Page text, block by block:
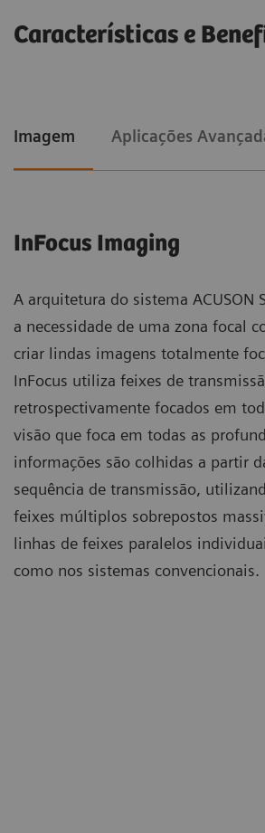
Características e
Imagem Aplicações
InFocus Imaging​
A arquitetura do sistema ACUSON
a necessidade de uma zona focal
criar lindas imagens totalmente
InFocus utiliza feixes de
retrospectivamente focados em
visão que foca em todas as
informações são colhidas a partir
sequência de transmissão,
feixes múltiplos sobrepostos
linhas de feixes paralelos
como nos sistemas convencionais.